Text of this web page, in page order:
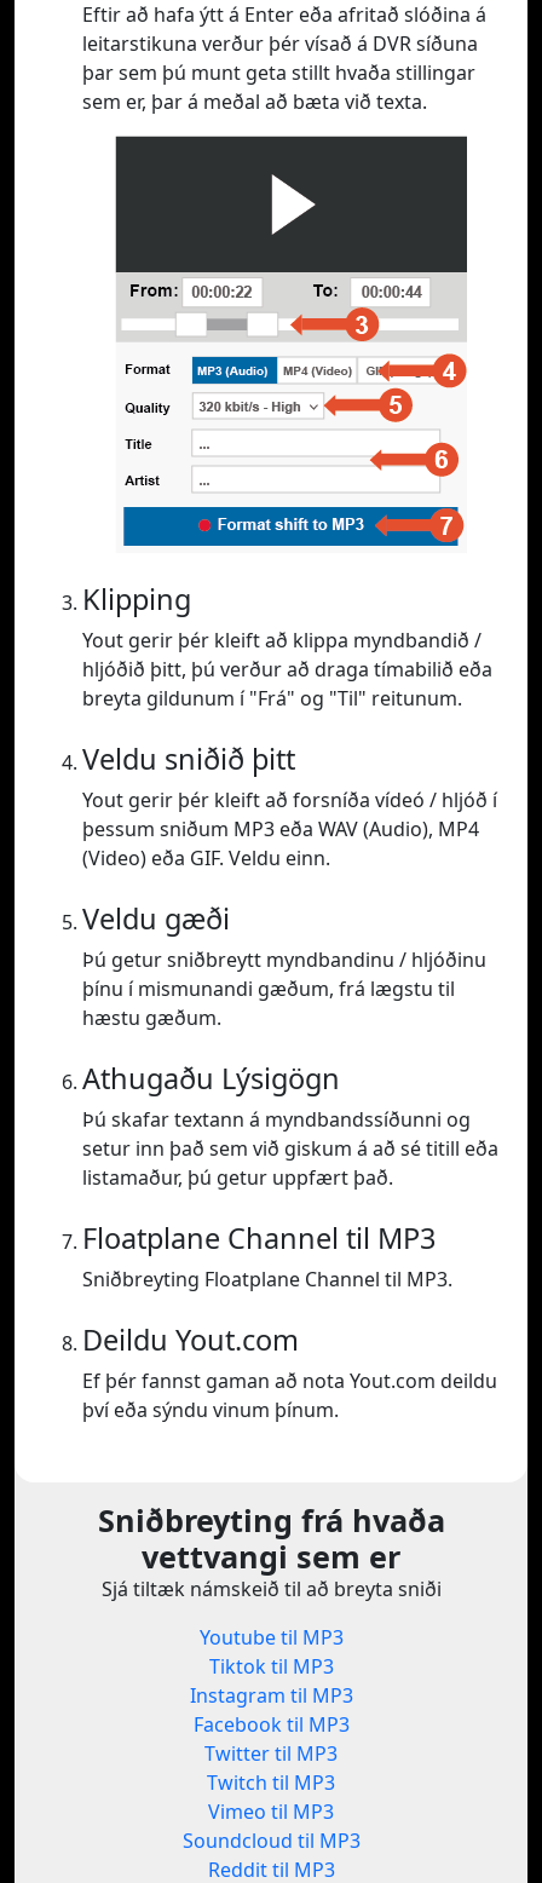
Eftir að hafa ýtt á Enter eða afritað slóðina á
leitarstikuna verður þér vísað á DVR síðuna
þar sem þú munt geta stillt hvaða stillingar
sem er, þar á meðal að bæta við texta.
Klipping
Yout gerir þér kleift að klippa myndbandið /
hljóðið þitt, þú verður að draga tímabilið eða
breyta gildunum í "Frá" og "Til" reitunum.
Veldu sniðið þitt
Yout gerir þér kleift að forsníða vídeó / hljóð í
þessum sniðum MP3 eða WAV (Audio), MP4
(Video) eða GIF. Veldu einn.
Veldu gæði
Þú getur sniðbreytt myndbandinu / hljóðinu
þínu í mismunandi gæðum, frá lægstu til
hæstu gæðum.
Athugaðu Lýsigögn
Þú skafar textann á myndbandssíðunni og
setur inn það sem við giskum á að sé titill eða
listamaður, þú getur uppfært það.
Floatplane Channel til MP3
Sniðbreyting Floatplane Channel til MP3.
Deildu Yout.com
Ef þér fannst gaman að nota Yout.com deildu
því eða sýndu vinum þínum.
Sniðbreyting frá hvaða
vettvangi sem er
Sjá tiltæk námskeið til að breyta sniði
Youtube til MP3
Tiktok til MP3
Instagram til MP3
Facebook til MP3
Twitter til MP3
Twitch til MP3
Vimeo til MP3
Soundcloud til MP3
Reddit til MP3